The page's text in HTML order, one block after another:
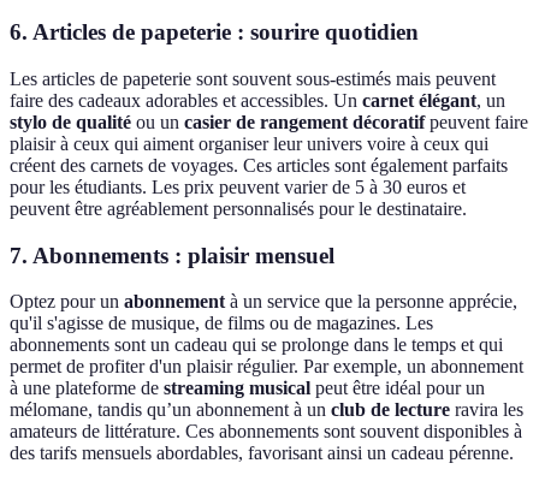
6. Articles de papeterie : sourire quotidien
Les articles de papeterie sont souvent sous-estimés mais peuvent
faire des cadeaux adorables et accessibles. Un carnet élégant, un
stylo de qualité ou un casier de rangement décoratifpeuvent faire
plaisir à ceux qui aiment organiser leur univers voire à ceux qui
créent des carnets de voyages. Ces articles sont également parfaits
pour les étudiants. Les prix peuvent varier de 5 à 30 euros et
peuvent être agréablement personnalisés pour le destinataire.
7. Abonnements : plaisir mensuel
Optez pour un abonnementà un service que la personne apprécie,
qu'il s'agisse de musique, de films ou de magazines. Les
abonnements sont un cadeau qui se prolonge dans le temps et qui
permet de profiter d'un plaisir régulier. Par exemple, un abonnement
à une plateforme de streaming musical peut être idéal pour un
mélomane, tandis qu’un abonnement à un club de lecture ravira les
amateurs de littérature. Ces abonnements sont souvent disponibles à
des tarifs mensuels abordables, favorisant ainsi un cadeau pérenne.